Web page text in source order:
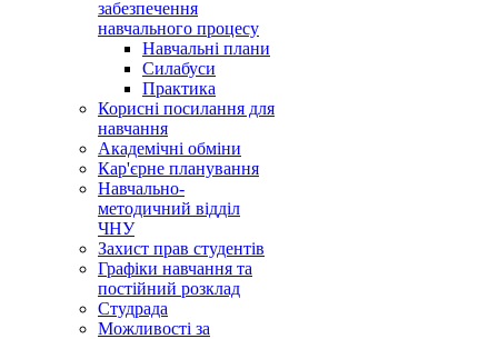
забезпечення
навчального процесу
Навчальні плани
Силабуси
Практика
Корисні посилання для
навчання
Академічні обміни
Кар'єрне планування
Навчально-
методичний відділ
ЧНУ
Захист прав студентів
Графіки навчання та
постійний розклад
Студрада
Можливості за